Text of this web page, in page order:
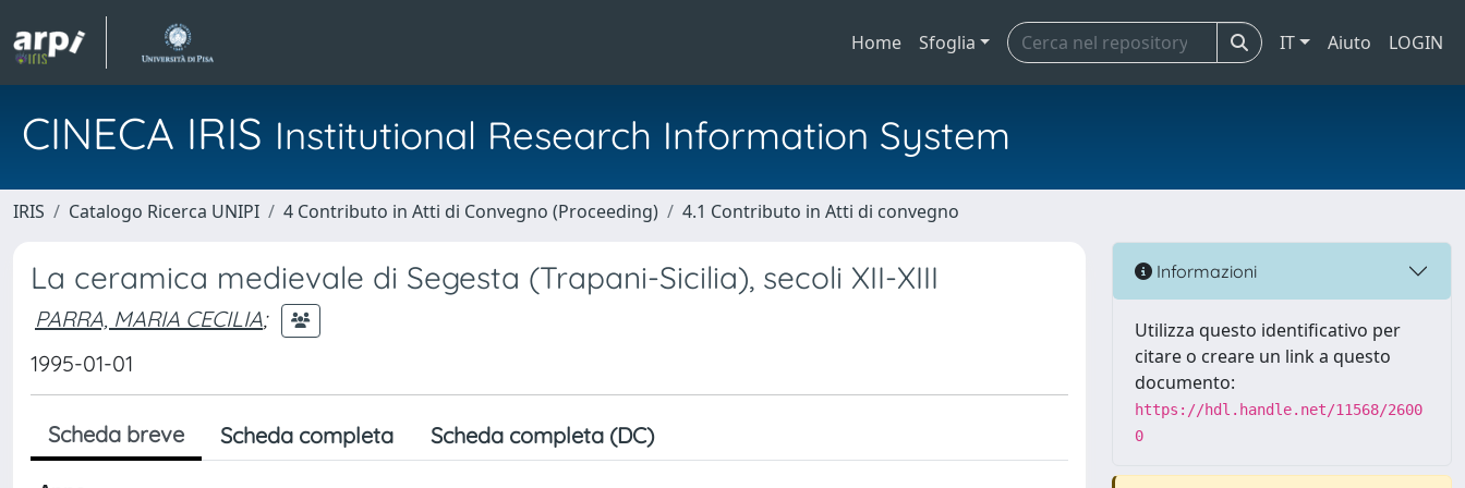
Home Sfoglia IT Aiuto LOGIN
CINECA IRIS Institutional Research Information System
IRIS Catalogo Ricerca UNIPI 4 Contributo in Atti di Convegno (Proceeding) 4.1 Contributo in Atti di convegno
La ceramica medievale di Segesta (Trapani-Sicilia), secoli XII-XIII
PARRA, MARIA CECILIA;
1995-01-01
Scheda breve Scheda completa Scheda completa (DC)
Informazioni
Utilizza questo identificativo per
citare o creare un link a questo
documento:
https://hdl.handle.net/11568/2600
0